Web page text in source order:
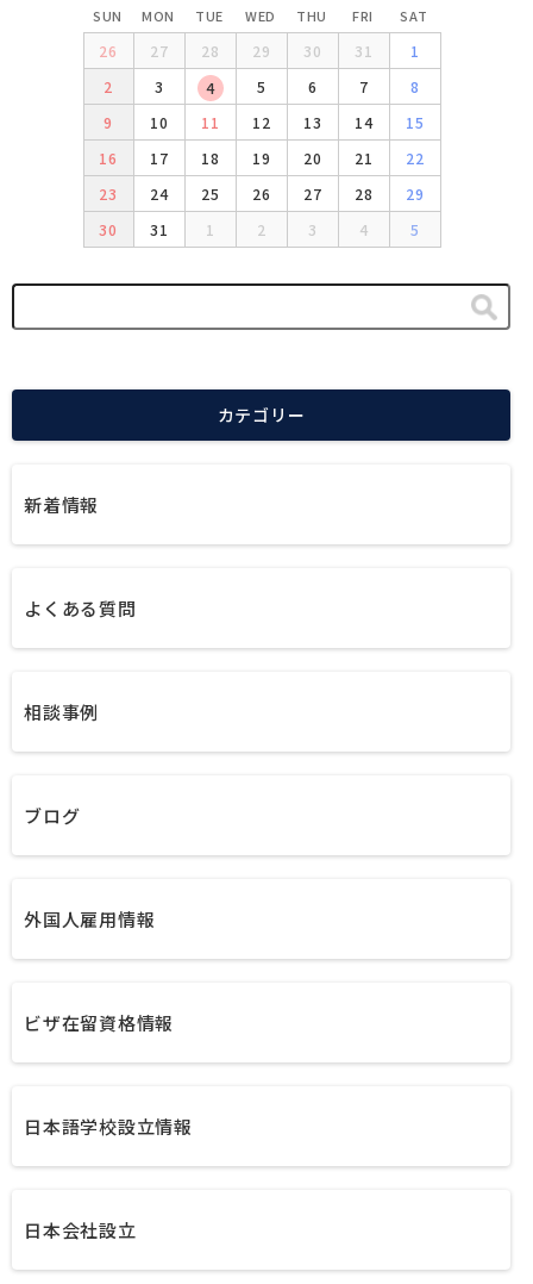
SUN MON TUE WED THU FRI SAT
26 27 28 29 30 31
1
2
3 4 5 6 7
8
9
10 11 12 13 14
15
16
17 18 19 20 21
22
23
24 25 26 27 28
29
30
31 1 2 3 4 5
カテゴリー
新着情報
よくある質問
相談事例
ブログ
外国人雇用情報
ビザ在留資格情報
日本語学校設立情報
日本会社設立